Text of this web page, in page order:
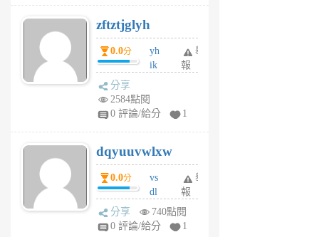
月
前
zftztjglyh
0.0分
yh
ik
tu
6
個
月
前
舉
報
分享
2584點閱
0 評論/給分
1
dqyuuvwlxw
0.0分
vs
dl
sq
fy
舉
報
分享
740點閱
0 評論/給分
1